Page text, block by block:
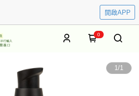
開啟APP
0
1/1